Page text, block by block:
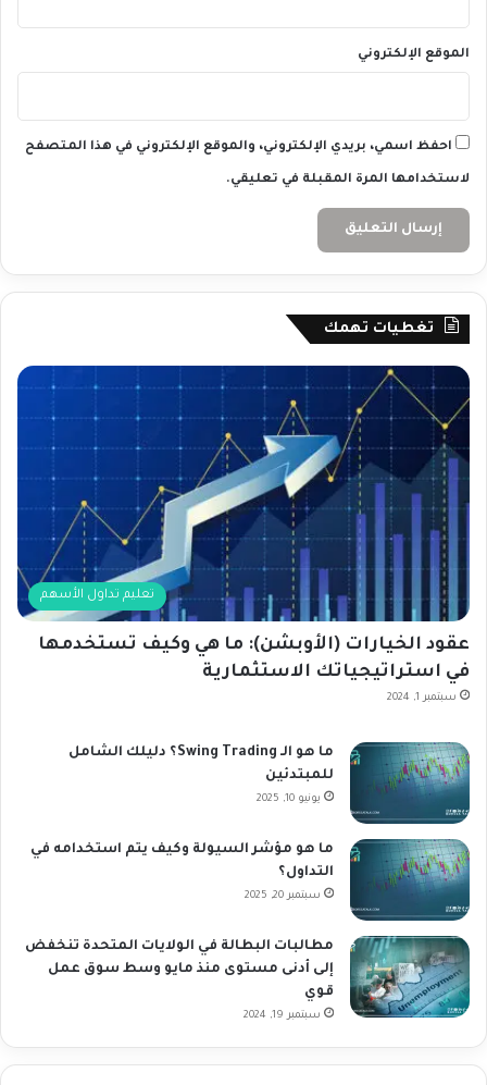
8
/
2
2
4
الموقع الإلكتروني
احفظ اسمي، بريدي الإلكتروني، والموقع الإلكتروني في هذا المتصفح
لاستخدامها المرة المقبلة في تعليقي.
تغطيات تهمك
تعليم تداول الأسهم
عقود الخيارات (الأوبشن): ما هي وكيف تستخدمها
في استراتيجياتك الاستثمارية
سبتمبر 1, 2024
ما هو الـ Swing Trading؟ دليلك الشامل
للمبتدئين
يونيو 10, 2025
ما هو مؤشر السيولة وكيف يتم استخدامه في
التداول؟
سبتمبر 20, 2025
مطالبات البطالة في الولايات المتحدة تنخفض
إلى أدنى مستوى منذ مايو وسط سوق عمل
قوي
سبتمبر 19, 2024